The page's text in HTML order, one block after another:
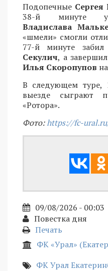
Подопечные
38-й минуте
Владислава
«шмели» смогли
77-й минуте
Секулич, а
Илья Скоропупов
В следующем туре,
выезде сыграют
«Ротора».
Фото:https://fc-
09/08/2026 - 00:03
Повестка дня
Печать
ФК «Урал»
ФК Урал